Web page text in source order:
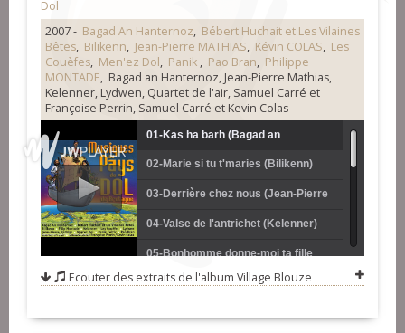
Dol
2007 - Bagad An Hanternoz, Bébert Huchait et Les Vilaines
Bêtes, Bilikenn, Jean-Pierre MATHIAS, Kévin COLAS, Les
Couèfes, Men'ez Dol, Panik , Pao Bran, Philippe
MONTADE, Bagad an Hanternoz, Jean-Pierre Mathias,
Kelenner, Lydwen, Quartet de l'air, Samuel Carré et
Françoise Perrin, Samuel Carré et Kevin Colas
01-Kas ha barh (Bagad an
Hanternoz)
02-Marie si tu t'maries (Bilikenn)
03-Derrière chez nous (Jean-Pierre
Mathias)
04-Valse de l'antrichet (Kelenner)
05-Bonhomme donne-moi ta fille
(Les Couéfes)
06-Avant-deux de Saint-Broladre
Ecouter des extraits de l'album Village Blouze